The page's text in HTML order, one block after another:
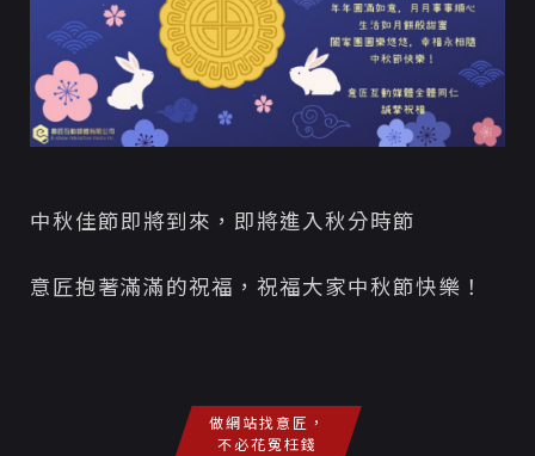
中秋佳節即將到來，即將進入秋分時節
意匠抱著滿滿的祝福，祝福大家中秋節快樂！
做網站找意匠，
不必花冤枉錢